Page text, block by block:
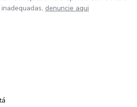
denuncie aqui